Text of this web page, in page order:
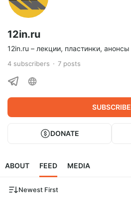
12in.ru
12in.ru – лекции, пластинки, анонсы
4 subscribers 7 posts
SUBSCRIBE
DONATE
ABOUT FEED MEDIA
Newest First